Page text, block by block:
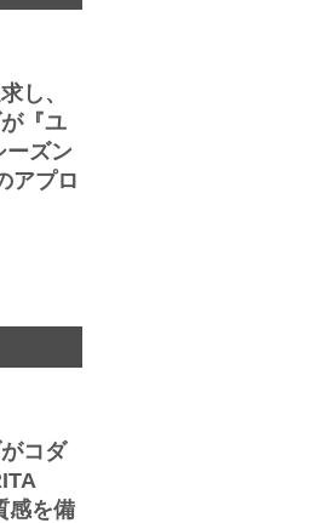
し、
『ユ
ーズン
アプロ
コダ
感を備